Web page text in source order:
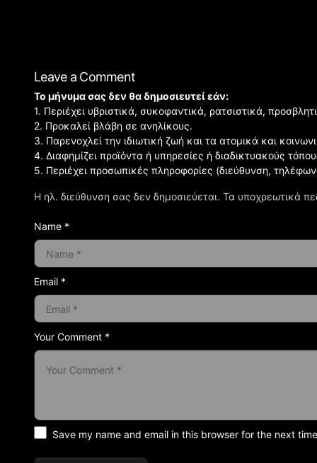
Leave a Comment
Η ηλ. διεύθυνση σας δεν δημοσιεύεται. Τα υποχρεωτικά
Your Comment *
Το μήνυμα σας δεν θα δημοσιευτεί εάν:
1. Περιέχει υβριστικά, συκοφαντικά, ρατσιστικά,
2. Προκαλεί βλάβη σε ανηλίκους.
3. Παρενοχλεί την ιδιωτική ζωή και τα ατομικά και
4. Διαφημίζει προϊόντα ή υπηρεσίες ή διαδικτυακούς
5. Περιέχει προσωπικές πληροφορίες (διεύθυνση,
Name *
Email *
Save my name and email in this browser for the next